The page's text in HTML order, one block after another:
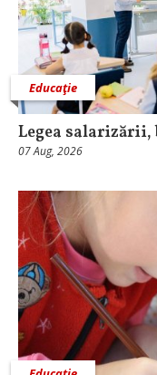
Educaţie
Legea
07 Aug, 2026